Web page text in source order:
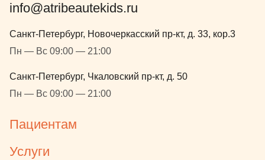
info@atribeautekids.ru
Санкт-Петербург, Новочеркасский пр-кт, д. 33, кор.3
Пн — Вс 09:00 — 21:00
Санкт-Петербург, Чкаловский пр-кт, д. 50
Пн — Вс 09:00 — 21:00
Пациентам
Услуги